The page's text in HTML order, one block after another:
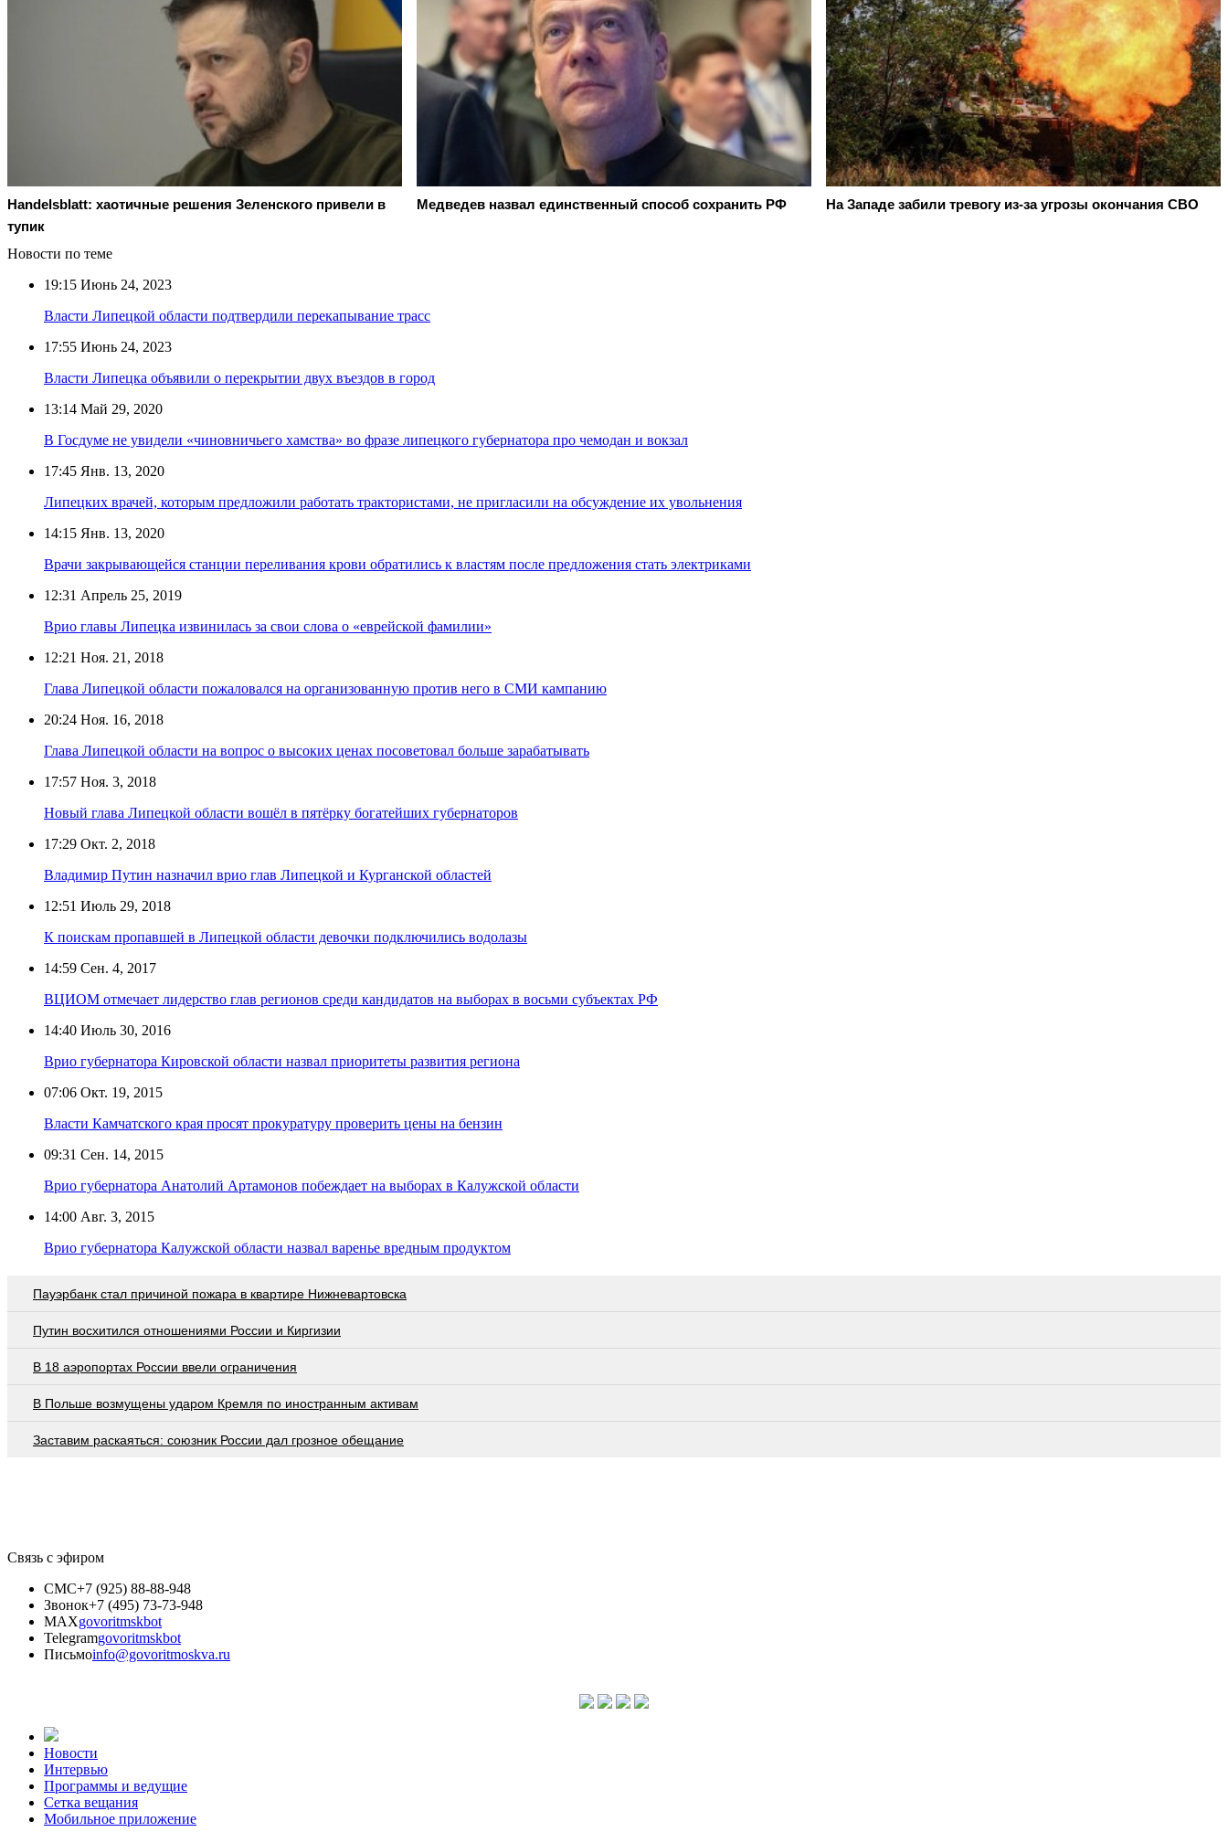
Handelsblatt: хаотичные решения Зеленского привели в
тупик
Медведев назвал единственный способ сохранить РФ На Западе забили тревогу из-за угрозы окончания СВО
Новости по теме
19:15 Июнь 24, 2023
Власти Липецкой области подтвердили перекапывание трасс
17:55 Июнь 24, 2023
Власти Липецка объявили о перекрытии двух въездов в город
13:14 Май 29, 2020
В Госдуме не увидели «чиновничьего хамства» во фразе липецкого губернатора про чемодан и вокзал
17:45 Янв. 13, 2020
Липецких врачей, которым предложили работать трактористами, не пригласили на обсуждение их увольнения
14:15 Янв. 13, 2020
Врачи закрывающейся станции переливания крови обратились к властям после предложения стать электриками
12:31 Апрель 25, 2019
Врио главы Липецка извинилась за свои слова о «еврейской фамилии»
12:21 Ноя. 21, 2018
Глава Липецкой области пожаловался на организованную против него в СМИ кампанию
20:24 Ноя. 16, 2018
Глава Липецкой области на вопрос о высоких ценах посоветовал больше зарабатывать
17:57 Ноя. 3, 2018
Новый глава Липецкой области вошёл в пятёрку богатейших губернаторов
17:29 Окт. 2, 2018
Владимир Путин назначил врио глав Липецкой и Курганской областей
12:51 Июль 29, 2018
К поискам пропавшей в Липецкой области девочки подключились водолазы
14:59 Сен. 4, 2017
ВЦИОМ отмечает лидерство глав регионов среди кандидатов на выборах в восьми субъектах РФ
14:40 Июль 30, 2016
Врио губернатора Кировской области назвал приоритеты развития региона
07:06 Окт. 19, 2015
Власти Камчатского края просят прокуратуру проверить цены на бензин
09:31 Сен. 14, 2015
Врио губернатора Анатолий Артамонов побеждает на выборах в Калужской области
14:00 Авг. 3, 2015
Врио губернатора Калужской области назвал варенье вредным продуктом
Пауэрбанк стал причиной пожара в квартире Нижневартовска
Путин восхитился отношениями России и Киргизии
В 18 аэропортах России ввели ограничения
В Польше возмущены ударом Кремля по иностранным активам
Заставим раскаяться: союзник России дал грозное обещание
Связь с эфиром
СМС+7 (925) 88-88-948
Звонок+7 (495) 73-73-948
MAXgovoritmskbot
Telegramgovoritmskbot
Письмоinfo@govoritmoskva.ru
Новости
Интервью
Программы и ведущие
Сетка вещания
Мобильное приложение